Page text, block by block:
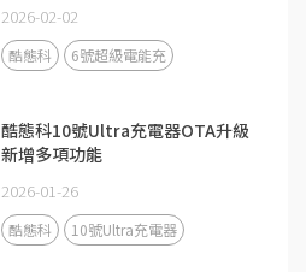
2026-02-02
酷態科 6號超級電能充
酷態科10號Ultra充電器OTA升級
新增多項功能
2026-01-26
酷態科 10號Ultra充電器